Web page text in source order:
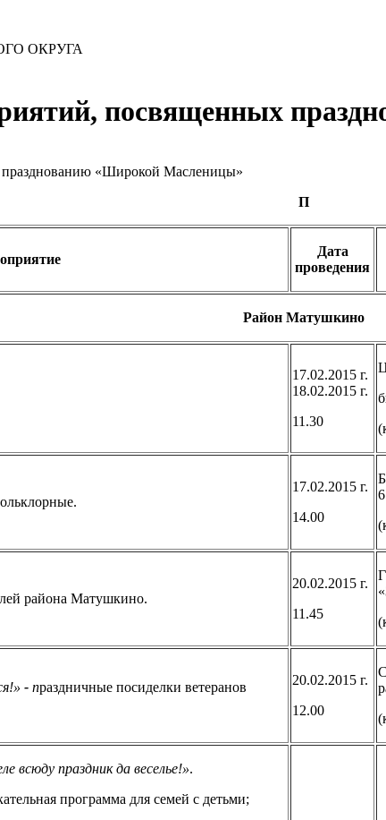
ОКРУГА
посвященных
П
Дата
проведения
Район Матушкино
17.02.2015 г.
18.02.2015 г.
11.30
17.02.2015 г.
14.00
6
района Матушкино.
20.02.2015 г.
11.45
- праздничные посиделки ветеранов
20.02.2015 г.
12.00
всюду праздник да веселье!».
программа для семей с детьми;